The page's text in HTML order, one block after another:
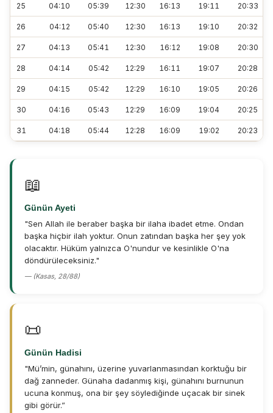
25 04:10 05:39 12:30 16:13 19:11 20:33
26 04:12 05:40 12:30 16:13 19:10 20:32
27 04:13 05:41 12:30 16:12 19:08 20:30
28 04:14 05:42 12:29 16:11 19:07 20:28
29 04:15 05:42 12:29 16:10 19:05 20:26
30 04:16 05:43 12:29 16:09 19:04 20:25
31 04:18 05:44 12:28 16:09 19:02 20:23
📖
Günün Ayeti
"Sen Allah ile beraber başka bir ilaha ibadet etme. Ondan
başka hiçbir ilah yoktur. Onun zatından başka her şey yok
olacaktır. Hüküm yalnızca O'nundur ve kesinlikle O'na
döndürüleceksiniz."
— (Kasas, 28/88)
📜
Günün Hadisi
"Mü’min, günahını, üzerine yuvarlanmasından korktuğu bir
dağ zanneder. Günaha dadanmış kişi, günahını burnunun
ucuna konmuş, ona bir şey söylediğinde uçacak bir sinek
gibi görür.”